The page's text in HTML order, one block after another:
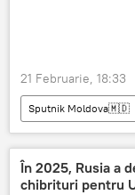
21 Februarie, 18:33
Sputnik Moldova🇲🇩
În 2025, Rusia a
chibrituri pentru